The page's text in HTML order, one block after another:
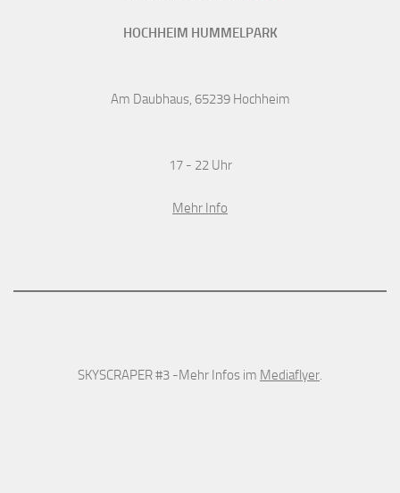
HOCHHEIM HUMMELPARK
Am Daubhaus, 65239 Hochheim
17 - 22 Uhr
Mehr Info
SKYSCRAPER #3 -Mehr Infos im Mediaflyer.